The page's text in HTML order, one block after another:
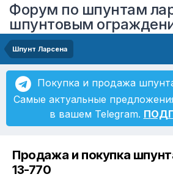
Форум по шпунтам
шпунтовым
Шпунт Ларсена
Покупка и продажа
Самые актуальные
в вашем Telegram.
Продажа и покупка
13-770